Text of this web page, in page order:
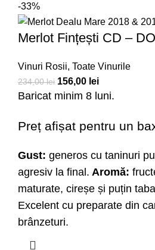
-33%
Merlot Fințești CD –
Vinuri Rosii, Toate Vinurile
234,00lei 156,00 lei
Baricat minim 8 luni.
Preț afișat pentru un
Gust: generos cu taninuri
agresiv la final. Aromă:
maturate, cireșe și puțin
Excelent cu preparate din
brânzeturi.